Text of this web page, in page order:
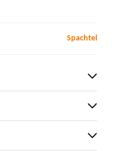
Spachtel